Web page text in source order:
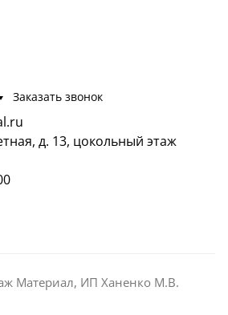
Заказать звонок
д. 13, цокольный этаж
Материал, ИП Ханенко М.В.